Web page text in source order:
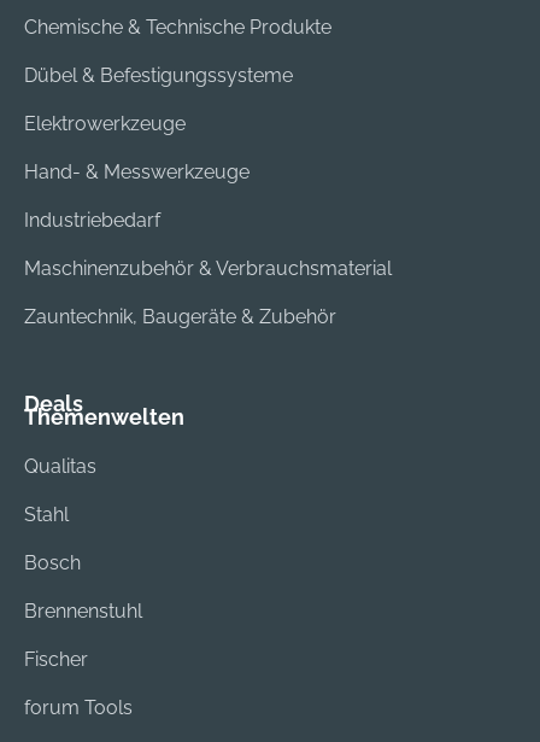
Chemische & Technische Produkte
Dübel & Befestigungssysteme
Elektrowerkzeuge
Hand- & Messwerkzeuge
Industriebedarf
Maschinenzubehör & Verbrauchsmaterial
Zauntechnik, Baugeräte & Zubehör
Deals
Themenwelten
Qualitas
Stahl
Bosch
Brennenstuhl
Fischer
forum Tools